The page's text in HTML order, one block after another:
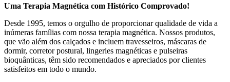
Uma Terapia Magnética com Histórico Comprovado!
Desde 1995, temos o orgulho de proporcionar qualidade de vida a
inúmeras famílias com nossa terapia magnética. Nossos produtos,
que vão além dos calçados e incluem travesseiros, máscaras de
dormir, corretor postural, lingeries magnéticas e pulseiras
bioquânticas, têm sido recomendados e apreciados por clientes
satisfeitos em todo o mundo.